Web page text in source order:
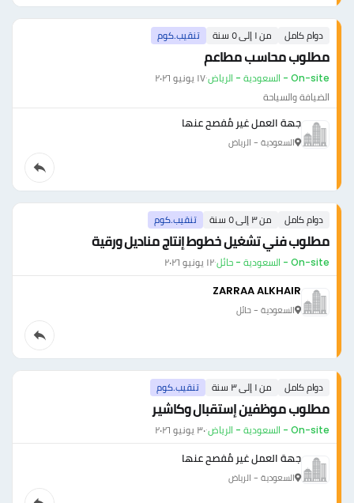
دوام كامل من ١ إلى ٥ سنة تنقيب.كوم
مطلوب محاسب مطاعم
On-site - السعودية - الرياض ·١٧ يونيو ٢٠٢٦
الضيافة والسياحة
جهة العمل غير مُفصح عنها
السعودية - الرياض
دوام كامل من ٣ إلى ٥ سنة تنقيب.كوم
مطلوب فني تشغيل خطوط إنتاج مناديل ورقية
On-site - السعودية - حائل ·١٢ يونيو ٢٠٢٦
ZARRAA ALKHAIR
السعودية - حائل
دوام كامل من ١ إلى ٣ سنة تنقيب.كوم
مطلوب موظفين إستقبال وكاشير
On-site - السعودية - الرياض ·٣٠ يونيو ٢٠٢٦
جهة العمل غير مُفصح عنها
السعودية - الرياض